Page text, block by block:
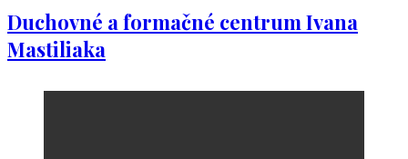
Duchovné a formačné centrum Ivana
Mastiliaka